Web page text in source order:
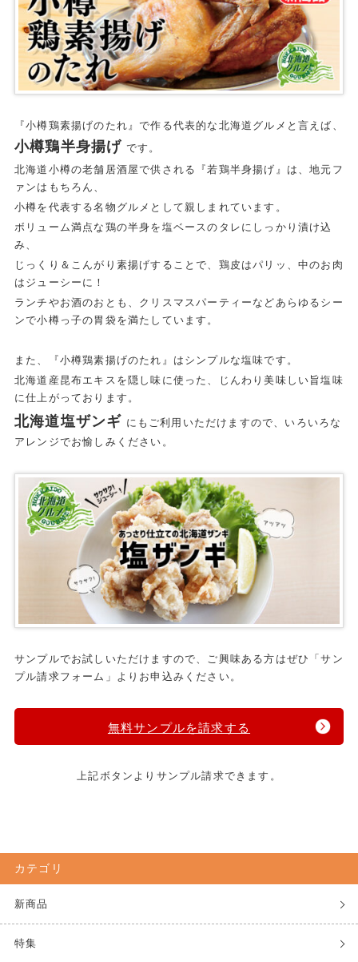
『小樽鶏素揚げのたれ』で作る代表的な北海道グルメと言えば、
小樽鶏半身揚げ です。
北海道小樽の老舗居酒屋で供される『若鶏半身揚げ』は、地元フ
ァンはもちろん、
小樽を代表する名物グルメとして親しまれています。
ボリューム満点な鶏の半身を塩ベースのタレにしっかり漬け込
み、
じっくり＆こんがり素揚げすることで、鶏皮はパリッ、中のお肉
はジューシーに！
ランチやお酒のおとも、クリスマスパーティーなどあらゆるシー
ンで小樽っ子の胃袋を満たしています。
また、『小樽鶏素揚げのたれ』はシンプルな塩味です。
北海道産昆布エキスを隠し味に使った、じんわり美味しい旨塩味
に仕上がっております。
北海道塩ザンギ にもご利用いただけますので、いろいろな
アレンジでお愉しみください。
サンプルでお試しいただけますので、ご興味ある方はぜひ「サン
プル請求フォーム」よりお申込みください。
無料サンプルを請求する
上記ボタンよりサンプル請求できます。
カテゴリ
新商品
特集